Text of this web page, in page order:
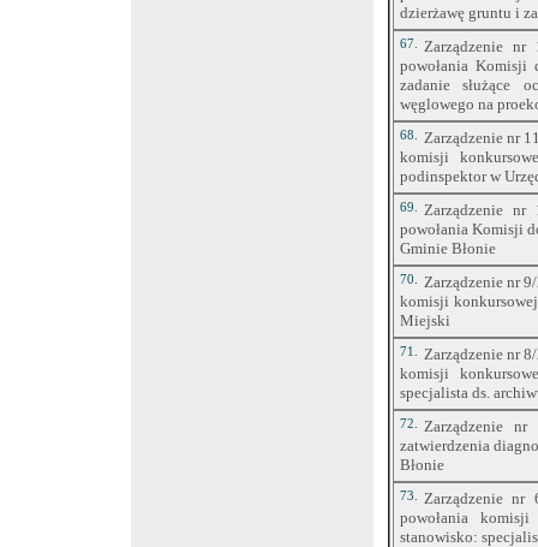
dzierżawę gruntu i
67.
Zarządzenie
powołania
zadanie służące
węglowego na
68.
Zarządzenie nr
komisji
podinspektor w
69.
Zarządzenie
powołania Komisji
Gminie Błonie
70.
Zarządzenie nr
komisji
Miejski
71.
Zarządzenie nr
komisji
specjalista ds.
72.
Zarządzenie
zatwierdzenia
Błonie
73.
Zarządzenie
powołania
stanowisko: